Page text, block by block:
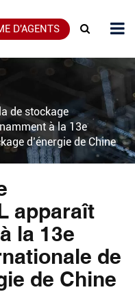
D'AGENTS
de stockage
à la 13e
d’énergie de Chine
apparaît
la 13e
de
de Chine